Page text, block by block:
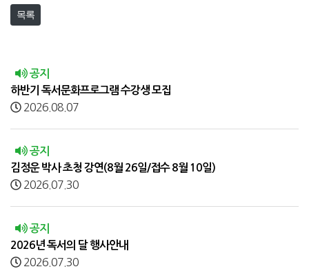
목록
공지
하반기 독서문화프로그램 수강생 모집
2026.08.07
공지
김정운 박사 초청 강연(8월 26일/접수 8월 10일)
2026.07.30
공지
2026년 독서의 달 행사안내
2026.07.30